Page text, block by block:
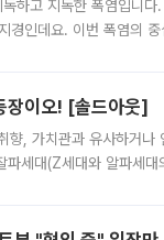
독하고 지독한 폭염입니
인데요. 이번 폭염의
장이오! [솔드아웃]
향, 가치관과 유사하거나
세대(Z세대와 알파세대